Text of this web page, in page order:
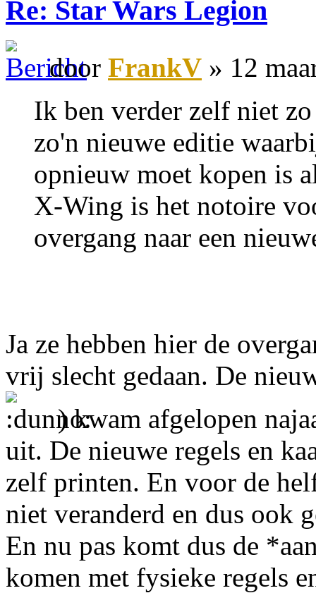
Re: Star Wars Legion
door FrankV » 12
Ik ben verder zelf niet
zo'n nieuwe editie
opnieuw moet kopen is
X-Wing is het notoire
overgang naar een
Ja ze hebben hier de
vrij slecht gedaan. De
) kwam afgelopen
uit. De nieuwe regels en
zelf printen. En voor de
niet veranderd en dus ook
En nu pas komt dus de
komen met fysieke regels